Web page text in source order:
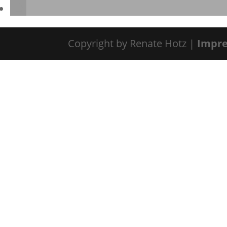
Copyright by Renate Hotz |